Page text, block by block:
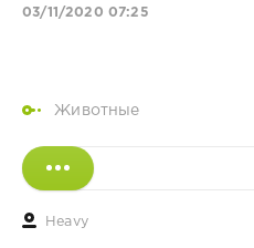
03/11/2020 07:25
Животные
Heavy